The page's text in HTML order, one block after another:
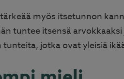
myös itsetunnon
tuntee itsensä
jotka ovat yleisiä